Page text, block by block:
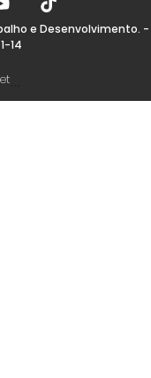
e Desenvolvimento. -
14